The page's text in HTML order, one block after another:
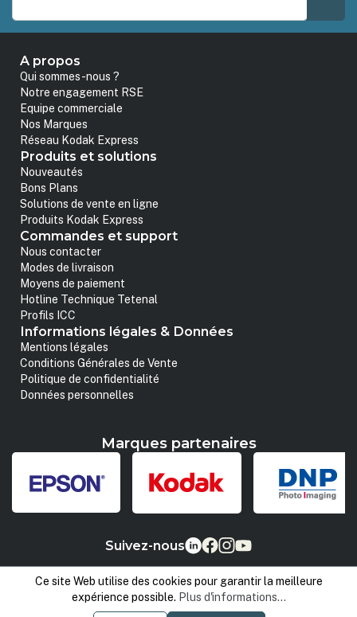
A propos
Qui sommes-nous ?
Notre engagement RSE
Equipe commerciale
Nos Marques
Réseau Kodak Express
Produits et solutions
Nouveautés
Bons Plans
Solutions de vente en ligne
Produits Kodak Express
Commandes et support
Nous contacter
Modes de livraison
Moyens de paiement
Hotline Technique Tetenal
Profils ICC
Informations légales & Données
Mentions légales
Conditions Générales de Vente
Politique de confidentialité
Données personnelles
Marques partenaires
Suivez-nous
Ce site Web utilise des cookies pour garantir la meilleure
expérience possible. Plus d'informations...